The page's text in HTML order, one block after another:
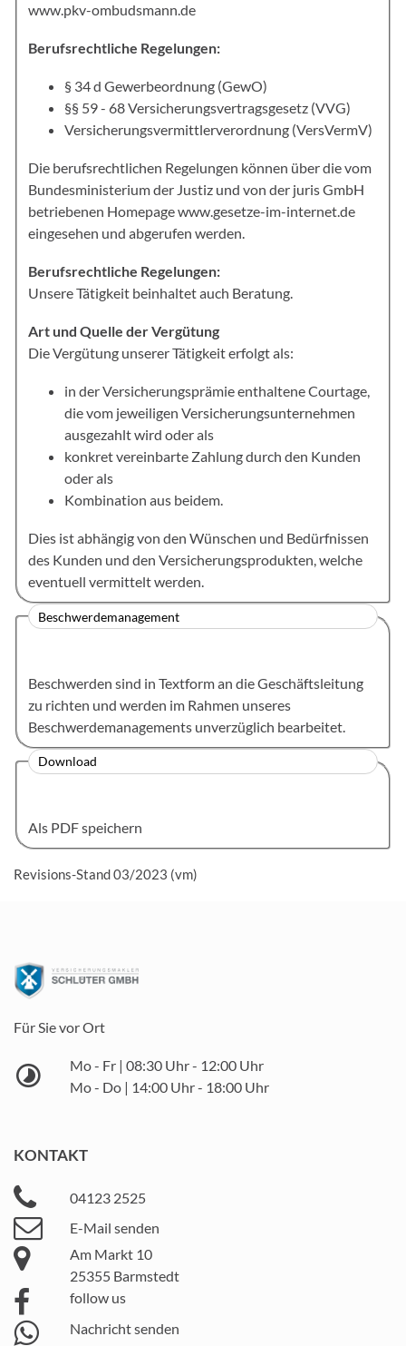
www.pkv-ombudsmann.de
Berufsrechtliche Regelungen:
§ 34 d Gewerbeordnung (GewO)
§§ 59 - 68 Versicherungsvertragsgesetz (VVG)
Versicherungsvermittlerverordnung (VersVermV)
Die berufsrechtlichen Regelungen können über die vom
Bundesministerium der Justiz und von der juris GmbH
betriebenen Homepagewww.gesetze-im-internet.de
eingesehen und abgerufen werden.
Berufsrechtliche Regelungen:
Unsere Tätigkeit beinhaltet auch Beratung.
Art und Quelle der Vergütung
Die Vergütung unserer Tätigkeit erfolgt als:
in der Versicherungsprämie enthaltene Courtage,
die vom jeweiligen Versicherungsunternehmen
ausgezahlt wird oder als
konkret vereinbarte Zahlung durch den Kunden
oder als
Kombination aus beidem.
Dies ist abhängig von den Wünschen und Bedürfnissen
des Kunden und den Versicherungsprodukten, welche
eventuell vermittelt werden.
Beschwerdemanagement
Beschwerden sind in Textform an die Geschäftsleitung
zu richten und werden im Rahmen unseres
Beschwerdemanagements unverzüglich bearbeitet.
Download
Als PDF speichern
Revisions-Stand 03/2023 (vm)
Für Sie vor Ort
Mo - Fr | 08:30 Uhr - 12:00 Uhr
Mo - Do | 14:00 Uhr - 18:00 Uhr
KONTAKT
04123 2525
E-Mail senden
Am Markt 10
25355 Barmstedt
follow us
Nachricht senden